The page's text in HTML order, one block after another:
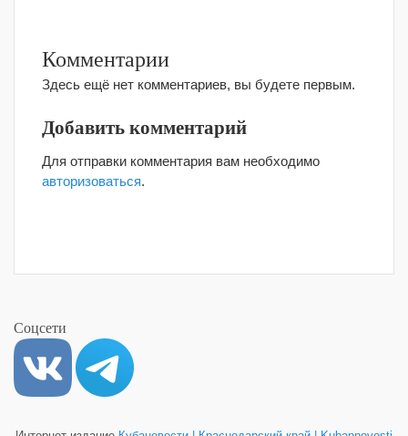
Комментарии
Здесь ещё нет комментариев, вы будете первым.
Добавить комментарий
Для отправки комментария вам необходимо
авторизоваться.
Соцсети